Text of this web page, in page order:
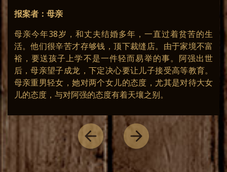
报案者：母亲
母亲今年38岁，和丈夫结婚多年，一直过着贫苦的生
活。他们很辛苦才存够钱，顶下裁缝店。由于家境不富
裕，要送孩子上学不是一件轻而易举的事。阿强出世
后，母亲望子成龙，下定决心要让儿子接受高等教育。
母亲重男轻女，她对两个女儿的态度，尤其是对待大女
儿的态度，与对阿强的态度有着天壤之别。
Previous Next